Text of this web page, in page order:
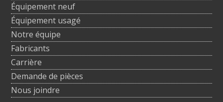
Équipement neuf
Équipement usagé
Notre équipe
Fabricants
Carrière
Demande de pièces
Nous joindre